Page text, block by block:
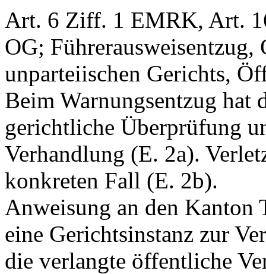
Art. 6 Ziff. 1 EMRK, Art.
OG; Führerausweisentzug,
unparteiischen Gerichts,
Beim Warnungsentzug hat
gerichtliche Überprüfung
Verhandlung (E. 2a).
konkreten Fall (E. 2b).
Anweisung an den Kanton
eine Gerichtsinstanz zur
die verlangte öffentliche